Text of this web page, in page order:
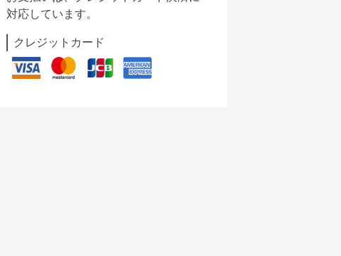
対応しています。
クレジットカード